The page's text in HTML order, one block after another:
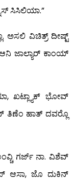
ಸಿಸಿಲಿಯಾ.”
ಅಸಲಿ ವಿಚಿತ್ರ್ ದೀಷ್ಟ್
ಜಾಲ್ಯಾರ್ ಕಾಂಯ್
ಖಟ್ಲ್ಯಾಕ್ ಭೋವ್
ತಿಣೆಂ ಹಾತ್ ದವರ್‍ಲೊ
ಗರ್ಜ್ ನಾ. ವಿಶೆವ್
ಆಸಾ, ಜೊ ದುಕಿನ್